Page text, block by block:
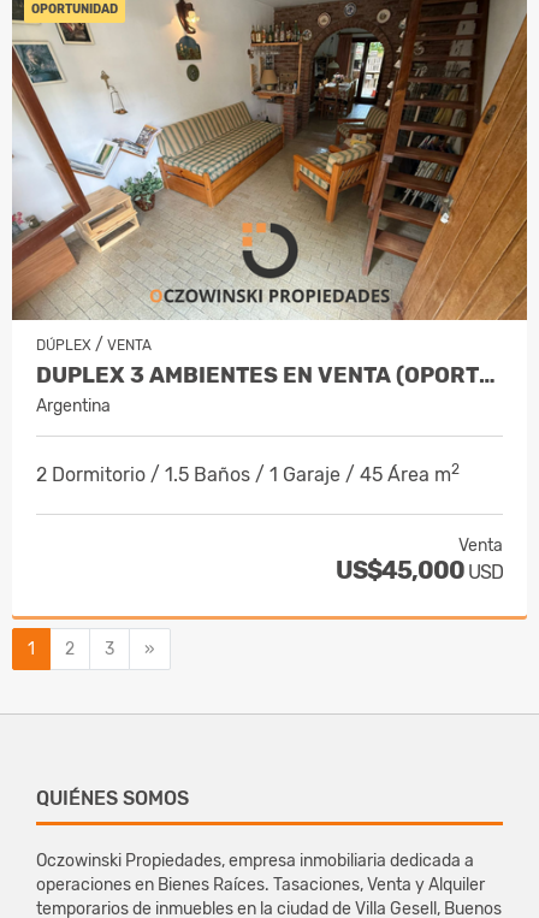
OPORTUNIDAD
DÚPLEX / VENTA
DUPLEX 3 AMBIENTES EN VENTA (OPORTUNIDAD)
Argentina
2 Dormitorio / 1.5 Baños / 1 Garaje / 45 Área m2
Venta
US$45,000 USD
1 2 3 »
QUIÉNES SOMOS
Oczowinski Propiedades, empresa inmobiliaria dedicada a
operaciones en Bienes Raíces. Tasaciones, Venta y Alquiler
temporarios de inmuebles en la ciudad de Villa Gesell, Buenos